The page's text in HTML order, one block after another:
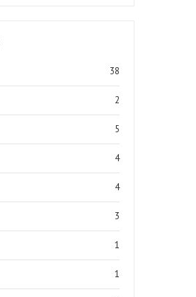
38
2
5
4
4
3
1
1